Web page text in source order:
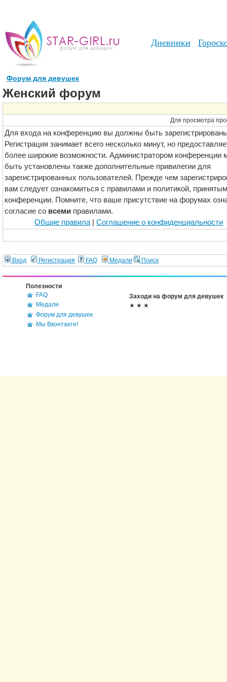
Дневники
Форум для девушек
Женский форум
Для просмотра
Для входа на конференцию вы должны быть
Регистрация занимает всего несколько минут, но
более широкие возможности. Администратором конференции
быть установлены также дополнительные привилегии для
зарегистрированных пользователей. Прежде чем
вам следует ознакомиться с правилами и политикой,
конференции. Помните, что ваше присутствие на форумах
согласие со всеми правилами.
Общие правила
Соглашение о конфиденциальности
Вход Регистрация FAQ Медали Поиск
Полезности
FAQ
Медали
Форум для девушек
Мы Вконтакте!
Заходи на форум для девушек
★ ★ ★